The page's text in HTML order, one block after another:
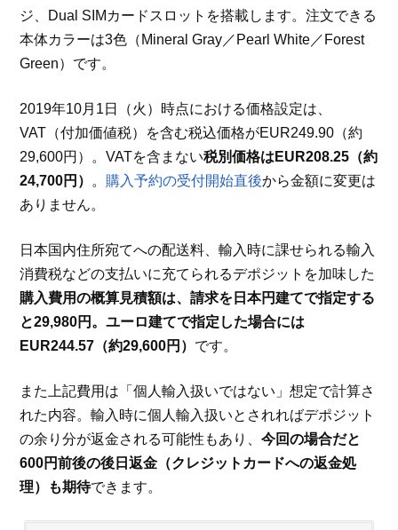
ジ、Dual SIMカードスロットを搭載します。注文できる
本体カラーは3色（Mineral Gray／Pearl White／Forest
Green）です。
2019年10月1日（火）時点における価格設定は、
VAT（付加価値税）を含む税込価格がEUR249.90（約
29,600円）。VATを含まない税別価格はEUR208.25（約
24,700円） 。 購入予約の受付開始直後から金額に変更は
ありません。
日本国内住所宛てへの配送料、輸入時に課せられる輸入
消費税などの支払いに充てられるデポジットを加味した
購入費用の概算見積額は、請求を日本円建てで指定する
と29,980円。ユーロ建てで指定した場合には
EUR244.57（約29,600円） です。
また上記費用は「個人輸入扱いではない」想定で計算さ
れた内容。輸入時に個人輸入扱いとされればデポジット
の余り分が返金される可能性もあり、今回の場合だと
600円前後の後日返金（クレジットカードへの返金処
理）も期待できます。